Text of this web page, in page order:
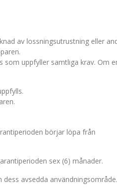
av lossningsutrustning eller
som uppfyller samtliga krav. Om
börjar löpa från
sex (6) månader.
avsedda användningsområde.